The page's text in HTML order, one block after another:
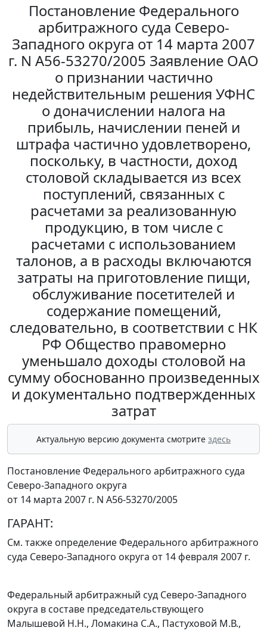
Постановление Федерального
арбитражного суда Северо-
Западного округа от 14 марта 2007
г. N А56-53270/2005 Заявление ОАО
о признании частично
недействительным решения УФНС
о доначислении налога на
прибыль, начислении пеней и
штрафа частично удовлетворено,
поскольку, в частности, доход
столовой складывается из всех
поступлений, связанных с
расчетами за реализованную
продукцию, в том числе с
расчетами с использованием
талонов, а в расходы включаются
затраты на приготовление пищи,
обслуживание посетителей и
содержание помещений,
следовательно, в соответствии с НК
РФ Общество правомерно
уменьшало доходы столовой на
сумму обоснованно произведенных
и документально подтвержденных
затрат
Актуальную версию документа смотрите здесь
Постановление Федерального арбитражного суда
Северо-Западного округа
от 14 марта 2007 г. N А56-53270/2005
ГАРАНТ:
См. также определение Федерального арбитражного
суда Северо-Западного округа от 14 февраля 2007 г.
Федеральный арбитражный суд Северо-Западного
округа в составе председательствующего
Малышевой Н.Н., Ломакина С.А., Пастуховой М.В.,